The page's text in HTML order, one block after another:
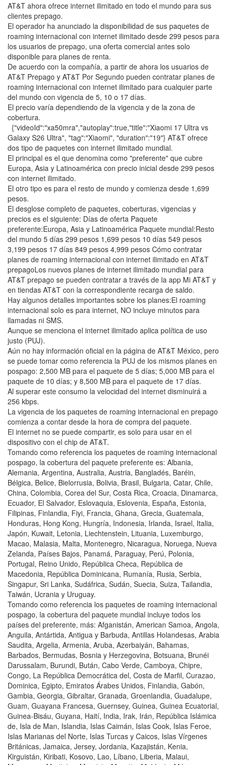
AT&T ahora ofrece internet ilimitado en todo el mundo para sus
clientes prepago.
El operador ha anunciado la disponibilidad de sus paquetes de
roaming internacional con internet ilimitado desde 299 pesos para
los usuarios de prepago, una oferta comercial antes solo
disponible para planes de renta.
De acuerdo con la compañía, a partir de ahora los usuarios de
AT&T Prepago y AT&T Por Segundo pueden contratar planes de
roaming internacional con internet ilimitado para cualquier parte
del mundo con vigencia de 5, 10 o 17 días.
El precio varía dependiendo de la vigencia y de la zona de
cobertura.
{"videoId":"xa50mra","autoplay":true,"title":"Xiaomi 17 Ultra vs
Galaxy S26 Ultra", "tag":"Xiaomi", "duration":"19"} AT&T ofrece
dos tipo de paquetes con internet ilimitado mundial.
El principal es el que denomina como "preferente" que cubre
Europa, Asia y Latinoamérica con precio inicial desde 299 pesos
con internet ilimitado.
El otro tipo es para el resto de mundo y comienza desde 1,699
pesos.
El desglose completo de paquetes, coberturas, vigencias y
precios es el siguiente: Días de oferta Paquete
preferente:Europa, Asia y Latinoamérica Paquete mundial:Resto
del mundo 5 días 299 pesos 1,699 pesos 10 días 549 pesos
3,199 pesos 17 días 849 pesos 4,999 pesos Cómo contratar
planes de roaming internacional con internet ilimitado en AT&T
prepagoLos nuevos planes de internet ilimitado mundial para
AT&T prepago se pueden contratar a través de la app Mi AT&T y
en tiendas AT&T con la correspondiente recarga de saldo.
Hay algunos detalles importantes sobre los planes:El roaming
internacional solo es para internet, NO incluye minutos para
llamadas ni SMS.
Aunque se menciona el internet ilimitado aplica política de uso
justo (PUJ).
Aún no hay información oficial en la página de AT&T México, pero
se puede tomar como referencia la PUJ de los mismos planes en
pospago: 2,500 MB para el paquete de 5 días; 5,000 MB para el
paquete de 10 días; y 8,500 MB para el paquete de 17 días.
Al superar este consumo la velocidad del internet disminuirá a
256 kbps.
La vigencia de los paquetes de roaming internacional en prepago
comienza a contar desde la hora de compra del paquete.
El internet no se puede compartir, es solo para usar en el
dispositivo con el chip de AT&T.
Tomando como referencia los paquetes de roaming internacional
pospago, la cobertura del paquete preferente es: Albania,
Alemania, Argentina, Australia, Austria, Bangladés, Baréin,
Bélgica, Belice, Bielorrusia, Bolivia, Brasil, Bulgaria, Catar, Chile,
China, Colombia, Corea del Sur, Costa Rica, Croacia, Dinamarca,
Ecuador, El Salvador, Eslovaquia, Eslovenia, España, Estonia,
Filipinas, Finlandia, Fiyi, Francia, Ghana, Grecia, Guatemala,
Honduras, Hong Kong, Hungría, Indonesia, Irlanda, Israel, Italia,
Japón, Kuwait, Letonia, Liechtenstein, Lituania, Luxemburgo,
Macao, Malasia, Malta, Montenegro, Nicaragua, Noruega, Nueva
Zelanda, Países Bajos, Panamá, Paraguay, Perú, Polonia,
Portugal, Reino Unido, República Checa, República de
Macedonia, República Dominicana, Rumanía, Rusia, Serbia,
Singapur, Sri Lanka, Sudáfrica, Sudán, Suecia, Suiza, Tailandia,
Taiwán, Ucrania y Uruguay.
Tomando como referencia los paquetes de roaming internacional
pospago, la cobertura del paquete mundial incluye todos los
países del preferente, más: Afganistán, American Samoa, Angola,
Anguila, Antártida, Antigua y Barbuda, Antillas Holandesas, Arabia
Saudita, Argelia, Armenia, Aruba, Azerbaiyán, Bahamas,
Barbados, Bermudas, Bosnia y Herzegovina, Botsuana, Brunéi
Darussalam, Burundi, Bután, Cabo Verde, Camboya, Chipre,
Congo, La República Democrática del, Costa de Marfil, Curazao,
Dominica, Egipto, Emiratos Árabes Unidos, Finlandia, Gabón,
Gambia, Georgia, Gibraltar, Granada, Groenlandia, Guadalupe,
Guam, Guayana Francesa, Guernsey, Guinea, Guinea Ecuatorial,
Guinea-Bisáu, Guyana, Haití, India, Irak, Irán, República Islámica
de, Isla de Man, Islandia, Islas Caimán, Islas Cook, Islas Feroe,
Islas Marianas del Norte, Islas Turcas y Caicos, Islas Vírgenes
Británicas, Jamaica, Jersey, Jordania, Kazajistán, Kenia,
Kirguistán, Kiribati, Kosovo, Lao, Líbano, Liberia, Malaui,